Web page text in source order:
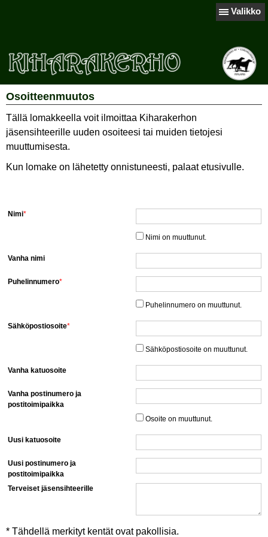
Valikko
Osoitteenmuutos
Tällä lomakkeella voit ilmoittaa Kiharakerhon
jäsensihteerille uuden osoiteesi tai muiden tietojesi
muuttumisesta.
Kun lomake on lähetetty onnistuneesti, palaat etusivulle.
Nimi*
Nimi on muuttunut.
Vanha nimi
Puhelinnumero*
Puhelinnumero on muuttunut.
Sähköpostiosoite*
Sähköpostiosoite on muuttunut.
Vanha katuosoite
Vanha postinumero ja
postitoimipaikka
Osoite on muuttunut.
Uusi katuosoite
Uusi postinumero ja
postitoimipaikka
Terveiset jäsensihteerille
* Tähdellä merkityt kentät ovat pakollisia.